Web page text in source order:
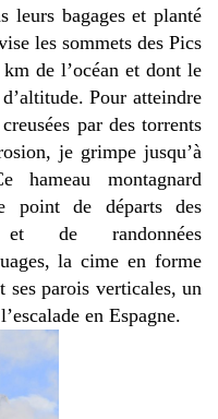
leurs bagages et planté
les sommets des Pics
de l’océan et dont le
Pour atteindre
par des torrents
je grimpe jusqu’à
montagnard
point de départs des
et de randonnées
la cime en forme
ses parois verticales, un
en Espagne.